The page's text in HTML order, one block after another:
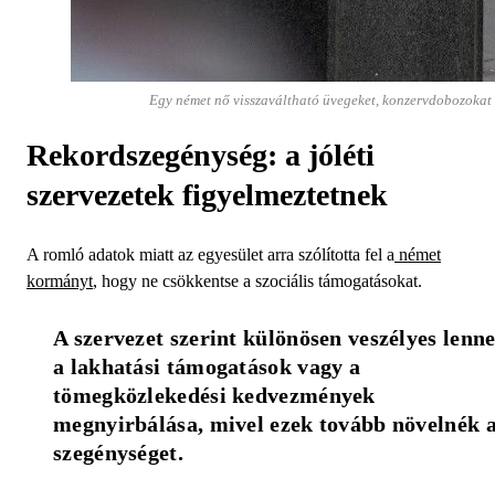
Egy német nő visszaváltható üvegeket,
Rekordszegénység: a jóléti
szervezetek figyelmeztetnek
A romló adatok miatt az egyesület arra szólította fel a német
kormányt, hogy ne csökkentse a szociális támogatásokat.
A szervezet szerint különösen veszélyes lenne
a lakhatási támogatások vagy a
tömegközlekedési kedvezmények
megnyirbálása, mivel ezek tovább növelnék
szegénységet.